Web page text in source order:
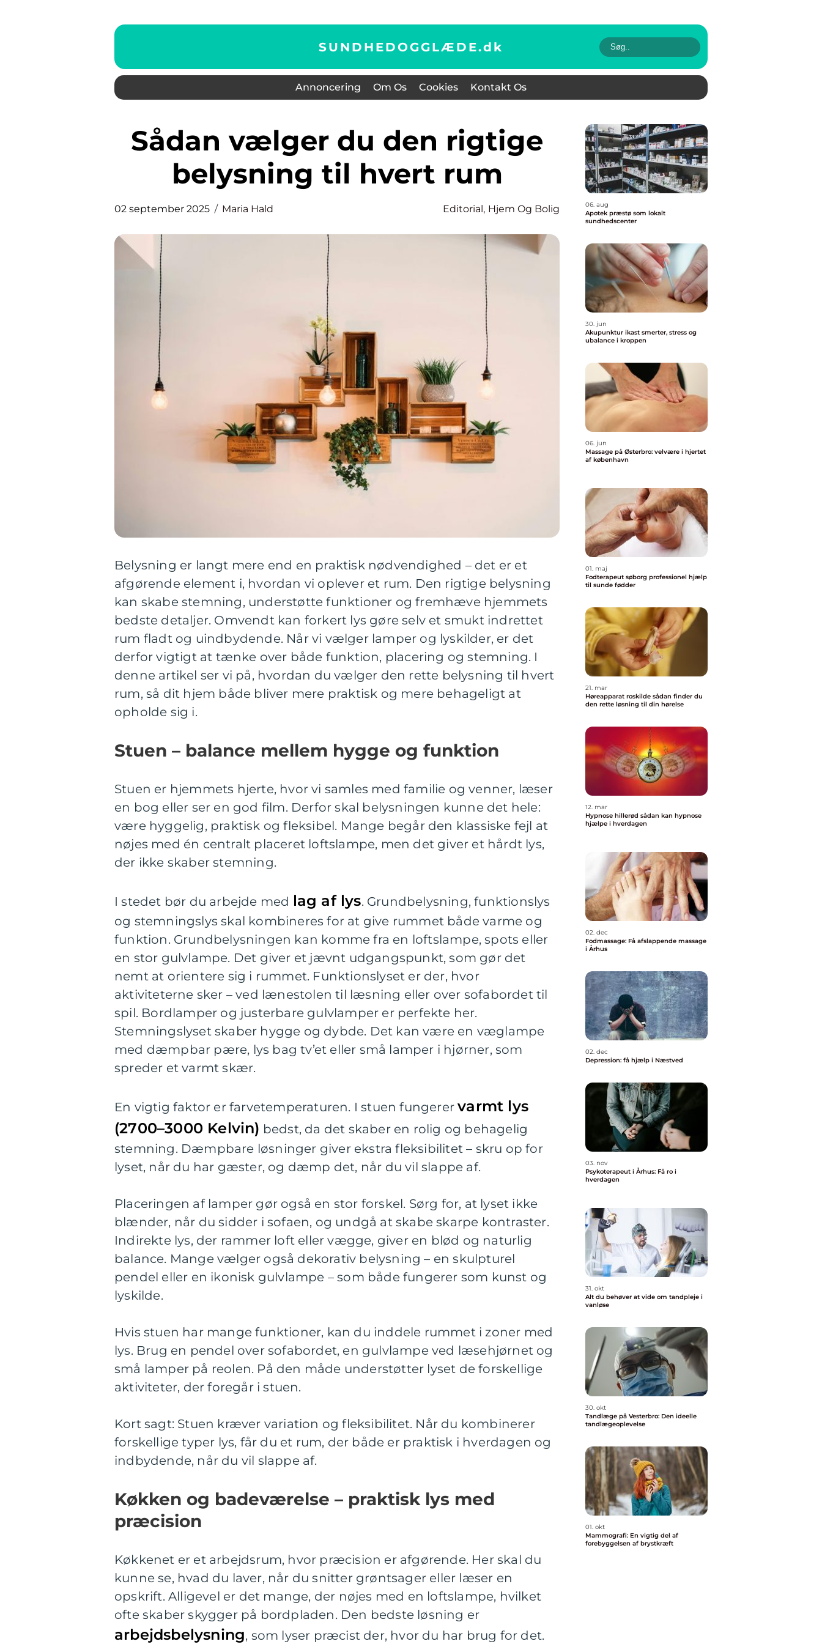
SUNDHEDOGGLÆDE.dk
Annoncering Om Os Cookies Kontakt Os
Sådan vælger du den rigtige
belysning til hvert rum
02 september 2025 Maria Hald Editorial, Hjem Og Bolig
Belysning er langt mere end en praktisk nødvendighed – det er et
afgørende element i, hvordan vi oplever et rum. Den rigtige belysning
kan skabe stemning, understøtte funktioner og fremhæve hjemmets
bedste detaljer. Omvendt kan forkert lys gøre selv et smukt indrettet
rum fladt og uindbydende. Når vi vælger lamper og lyskilder, er det
derfor vigtigt at tænke over både funktion, placering og stemning. I
denne artikel ser vi på, hvordan du vælger den rette belysning til hvert
rum, så dit hjem både bliver mere praktisk og mere behageligt at
opholde sig i.
Stuen – balance mellem hygge og funktion
Stuen er hjemmets hjerte, hvor vi samles med familie og venner, læser
en bog eller ser en god film. Derfor skal belysningen kunne det hele:
være hyggelig, praktisk og fleksibel. Mange begår den klassiske fejl at
nøjes med én centralt placeret loftslampe, men det giver et hårdt lys,
der ikke skaber stemning.
I stedet bør du arbejde med lag af lys. Grundbelysning, funktionslys
og stemningslys skal kombineres for at give rummet både varme og
funktion. Grundbelysningen kan komme fra en loftslampe, spots eller
en stor gulvlampe. Det giver et jævnt udgangspunkt, som gør det
nemt at orientere sig i rummet. Funktionslyset er der, hvor
aktiviteterne sker – ved lænestolen til læsning eller over sofabordet til
spil. Bordlamper og justerbare gulvlamper er perfekte her.
Stemningslyset skaber hygge og dybde. Det kan være en væglampe
med dæmpbar pære, lys bag tv’et eller små lamper i hjørner, som
spreder et varmt skær.
En vigtig faktor er farvetemperaturen. I stuen fungerervarmt lys
(2700–3000 Kelvin) bedst, da det skaber en rolig og behagelig
stemning. Dæmpbare løsninger giver ekstra fleksibilitet – skru op for
lyset, når du har gæster, og dæmp det, når du vil slappe af.
Placeringen af lamper gør også en stor forskel. Sørg for, at lyset ikke
blænder, når du sidder i sofaen, og undgå at skabe skarpe kontraster.
Indirekte lys, der rammer loft eller vægge, giver en blød og naturlig
balance. Mange vælger også dekorativ belysning – en skulpturel
pendel eller en ikonisk gulvlampe – som både fungerer som kunst og
lyskilde.
Hvis stuen har mange funktioner, kan du inddele rummet i zoner med
lys. Brug en pendel over sofabordet, en gulvlampe ved læsehjørnet og
små lamper på reolen. På den måde understøtter lyset de forskellige
aktiviteter, der foregår i stuen.
Kort sagt: Stuen kræver variation og fleksibilitet. Når du kombinerer
forskellige typer lys, får du et rum, der både er praktisk i hverdagen og
indbydende, når du vil slappe af.
Køkken og badeværelse – praktisk lys med
præcision
Køkkenet er et arbejdsrum, hvor præcision er afgørende. Her skal du
kunne se, hvad du laver, når du snitter grøntsager eller læser en
opskrift. Alligevel er det mange, der nøjes med en loftslampe, hvilket
ofte skaber skygger på bordpladen. Den bedste løsning er
arbejdsbelysning, som lyser præcist der, hvor du har brug for det.
06. aug
Apotek præstø som lokalt
sundhedscenter
30. jun
Akupunktur ikast smerter, stress og
ubalance i kroppen
06. jun
Massage på Østerbro: velvære i hjertet
af københavn
01. maj
Fodterapeut søborg professionel hjælp
til sunde fødder
21. mar
Høreapparat roskilde sådan finder du
den rette løsning til din hørelse
12. mar
Hypnose hillerød sådan kan hypnose
hjælpe i hverdagen
02. dec
Fodmassage: Få afslappende massage
i Århus
02. dec
Depression: få hjælp i Næstved
03. nov
Psykoterapeut i Århus: Få ro i
hverdagen
31. okt
Alt du behøver at vide om tandpleje i
vanløse
30. okt
Tandlæge på Vesterbro: Den ideelle
tandlægeoplevelse
01. okt
Mammografi: En vigtig del af
forebyggelsen af brystkræft